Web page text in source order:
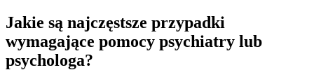
Jakie są najczęstsze przypadki
wymagające pomocy psychiatry lub
psychologa?